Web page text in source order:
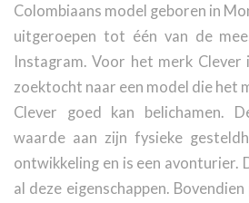
Colombiaans model geboren in
uitgeroepen tot één van de
Instagram. Voor het merk
zoektocht naar een model die het
Clever goed kan belichamen.
waarde aan zijn fysieke
ontwikkeling en is een avonturier.
al deze eigenschappen.